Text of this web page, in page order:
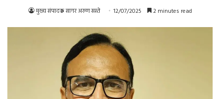
मुख्य संपादक सागर अरुण सस्ते 12/07/2025 2 minutes read